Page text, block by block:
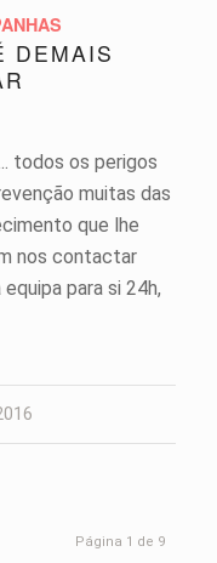
DEMAIS
todos os perigos
muitas das
que lhe
nos contactar
para si 24h,
Página 1 de 9